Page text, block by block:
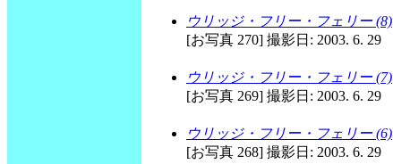
ウリッジ・フリー・フェリー (8)
[お写真 270] 撮影日: 2003. 6. 29
ウリッジ・フリー・フェリー (7)
[お写真 269] 撮影日: 2003. 6. 29
ウリッジ・フリー・フェリー (6)
[お写真 268] 撮影日: 2003. 6. 29